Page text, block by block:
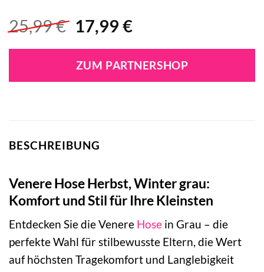
25,99€ Ursprünglicher
war:
25,99 €
17,99 €Aktueller
ist:
17,99 €.
ZUM PARTNERSHOP
BESCHREIBUNG
Venere Hose Herbst, Winter grau:
Komfort und Stil für Ihre Kleinsten
Entdecken Sie die Venere Hose in Grau – die
perfekte Wahl für stilbewusste Eltern, die Wert
auf höchsten Tragekomfort und Langlebigkeit